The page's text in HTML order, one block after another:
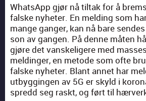
What­sApp gjør nå tiltak for å
falske nyheter. En meld­ing som
mange ganger, kan nå bare
son av gan­gen. På denne måten
gjøre det vanske­ligere med
meldinger, en metode som ofte
falske nyheter. Blant annet har
utbyg­gin­gen av 5G er skyld i
spredd seg raskt, og ført til